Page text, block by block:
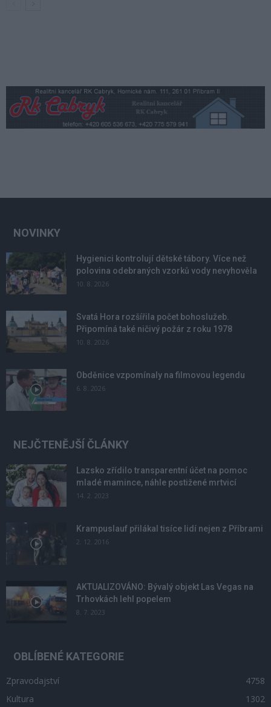
NOVINKY
Hygienici kontrolují dětské tábory. Více než
polovina odebraných vzorků vody nevyhověla
10. 8. 2026
Svatá Hora rozšířila počet bohoslužeb.
Připomíná také ničivý požár z roku 1978
10. 8. 2026
Obděnice vzpomínaly na filmovou legendu
6. 8. 2026
NEJČTENĚJŠÍ ČLÁNKY
Lazsko zřídilo transparentní účet na pomoc
mladé mamince, náhle postižené mrtvicí
14. 2. 2023
Krampuslauf přilákal tisíce lidí nejen z Příbrami
2. 12. 2016
AKTUALIZOVÁNO: Bývalý objekt Las Vegas na
Trhovkách lehl popelem
8. 7. 2023
OBLÍBENÉ KATEGORIE
Zpravodajství
4758
Kultura
1302